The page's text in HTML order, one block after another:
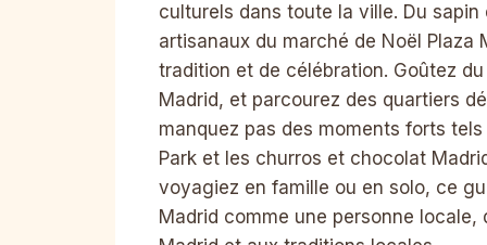
culturels dans toute la ville. Du
artisanaux du marché de Noël
tradition et de célébration. Goûtez
Madrid, et parcourez des quartiers
manquez pas des moments forts
Park et les churros et chocolat
voyagiez en famille ou en solo, ce
Madrid comme une personne